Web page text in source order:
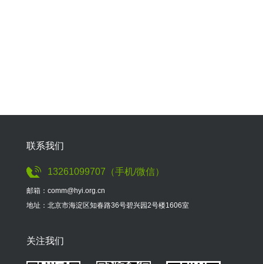
联系我们
13261099707（手机/微信）
邮箱：comm@hyi.org.cn
地址：北京市海淀区知春路36号碧兴园2号楼1606室
关注我们